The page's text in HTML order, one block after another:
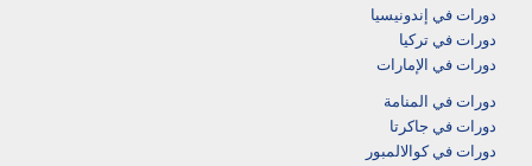
دورات في إندونيسيا
دورات في تركيا
دورات في الإمارات
دورات في المنامة
دورات في جاكرتا
دورات في كوالالمبور